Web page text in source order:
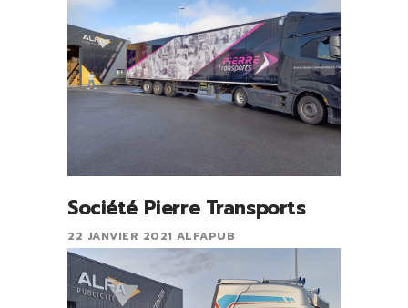
Société Pierre Transports
22 JANVIER 2021 ALFAPUB